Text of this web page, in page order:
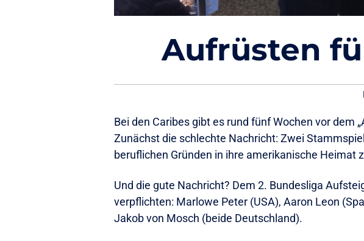
Aufrüsten
Bei den Caribes gibt es rund fünf Wochen vor dem
Zunächst die schlechte Nachricht: Zwei
beruflichen Gründen in ihre amerikanische Heimat
Und die gute Nachricht? Dem 2. Bundesliga
verpflichten: Marlowe Peter (USA), Aaron Leon
Jakob von Mosch (beide Deutschland).